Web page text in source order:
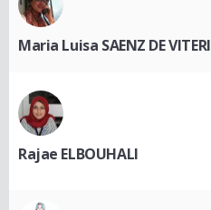
Maria Luisa SAENZ DE VITERI
Rajae ELBOUHALI